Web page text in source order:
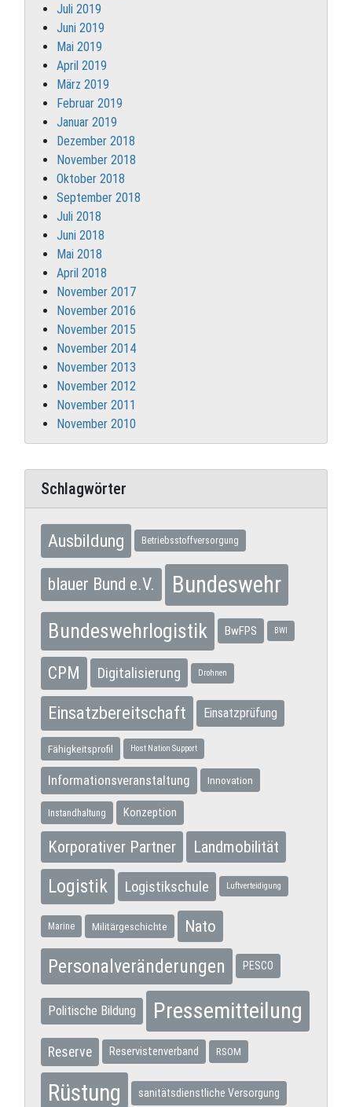
Juli 2019
Juni 2019
Mai 2019
April 2019
März 2019
Februar 2019
Januar 2019
Dezember 2018
November 2018
Oktober 2018
September 2018
Juli 2018
Juni 2018
Mai 2018
April 2018
November 2017
November 2016
November 2015
November 2014
November 2013
November 2012
November 2011
November 2010
Schlagwörter
Ausbildung Betriebsstoffversorgung
blauer Bund e.V. Bundeswehr
Bundeswehrlogistik BwFPS BWI
CPM Digitalisierung Drohnen
Einsatzbereitschaft Einsatzprüfung
Fähigkeitsprofil Host Nation Support
Informationsveranstaltung Innovation
Instandhaltung Konzeption
Korporativer Partner Landmobilität
Logistik Logistikschule Luftverteidigung
Marine Militärgeschichte Nato
Personalveränderungen PESCO
Politische Bildung Pressemitteilung
Reserve Reservistenverband RSOM
Rüstung sanitätsdienstliche Versorgung